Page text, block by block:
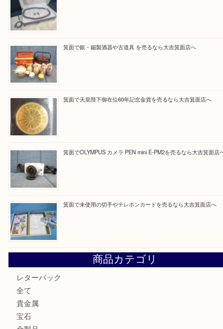
大吉 箕面店に来てよかった！と思っていただける
一点を丁寧に査定いたします！
Facebook
Twitter
Line
買取ブログ検索
最近の投稿